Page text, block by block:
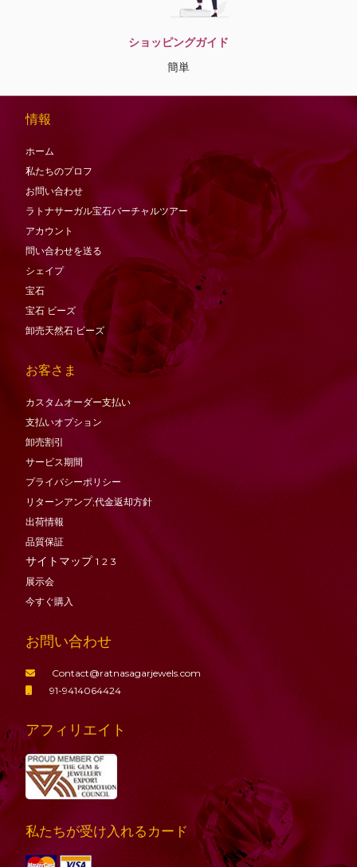
ショッピングガイド
簡単
情報
ホーム
私たちのプロフ
お問い合わせ
ラトナサーガル宝石バーチャ​​ルツアー
アカウント
問い合わせを送る
シェイプ
宝石
宝石 ビーズ
卸売天然石·ビーズ
お客さま
カスタムオーダー支払い
支払いオプション
卸売割引
サービス期間
プライバシーポリシー
リターンアンプ;代金返却方針
出荷情報
品質保証
サイトマップ 1 2 3
展示会
今すぐ購入
お問い合わせ
Contact@ratnasagarjewels.com
91-9414064424
アフィリエイト
私たちが受け入れるカード